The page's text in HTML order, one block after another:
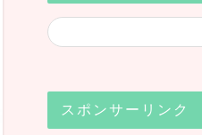
スポンサーリンク